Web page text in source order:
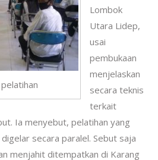
Lombok
Utara Lidep,
usai
pembukaan
menjelaskan
secara teknis
terkait
Ia menyebut, pelatihan yang
secara paralel. Sebut saja
menjahit ditempatkan di Karang